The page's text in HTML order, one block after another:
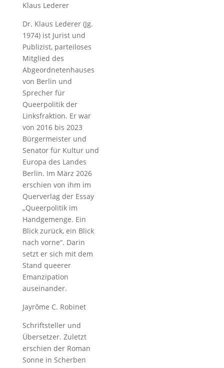
Klaus Lederer
Dr. Klaus Lederer (Jg.
1974) ist Jurist und
Publizist, parteiloses
Mitglied des
Abgeordnetenhauses
von Berlin und
Sprecher für
Queerpolitik der
Linksfraktion. Er war
von 2016 bis 2023
Bürgermeister und
Senator für Kultur und
Europa des Landes
Berlin. Im März 2026
erschien von ihm im
Querverlag der Essay
„Queerpolitik im
Handgemenge. Ein
Blick zurück, ein Blick
nach vorne“. Darin
setzt er sich mit dem
Stand queerer
Emanzipation
auseinander.
Jayrôme C. Robinet
Schriftsteller und
Übersetzer. Zuletzt
erschien der Roman
Sonne in Scherben